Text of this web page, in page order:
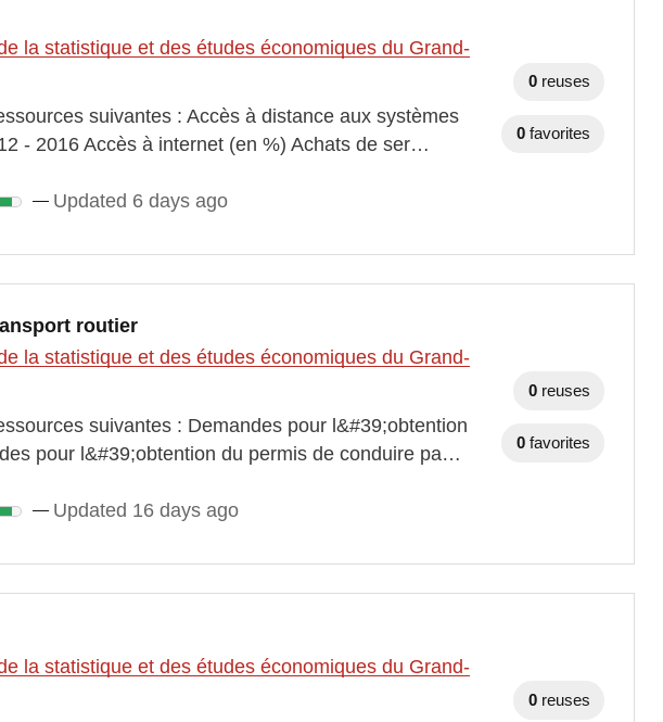
la statistique et des études économiques du Grand-
suivantes : Accès à distance aux systèmes
- 2016 Accès à internet (en %) Achats de ser…
Updated 6 days ago
0 reuses
0 favorites
routier
la statistique et des études économiques du Grand-
suivantes : Demandes pour l&#39;obtention
pour l&#39;obtention du permis de conduire pa…
Updated 16 days ago
0 reuses
0 favorites
la statistique et des études économiques du Grand-
0 reuses